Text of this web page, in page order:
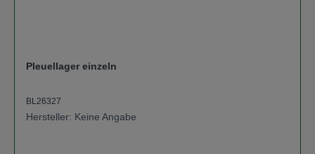
Pleuellager einzeln
BL26327
Hersteller: Keine Angabe